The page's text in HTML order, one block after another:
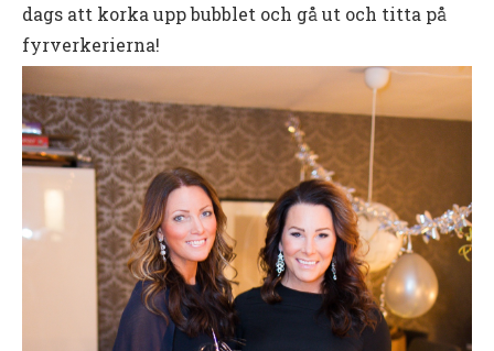
dags att korka upp bubblet och gå ut och titta på
fyrverkerierna!